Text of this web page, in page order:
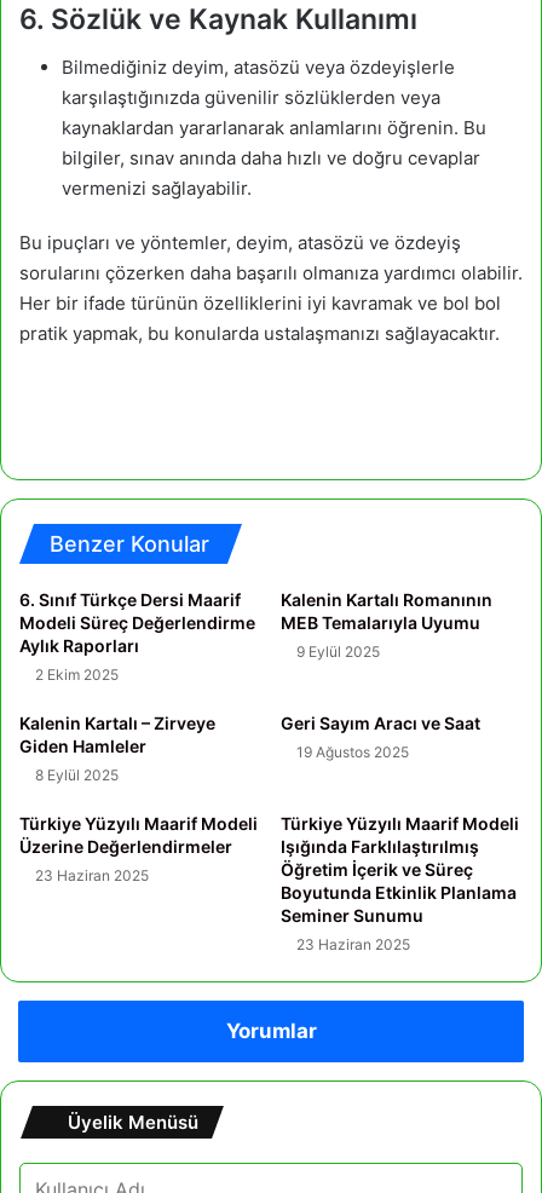
6. Sözlük ve Kaynak Kullanımı
Bilmediğiniz deyim, atasözü veya özdeyişlerle
karşılaştığınızda güvenilir sözlüklerden veya
kaynaklardan yararlanarak anlamlarını öğrenin. Bu
bilgiler, sınav anında daha hızlı ve doğru cevaplar
vermenizi sağlayabilir.
Bu ipuçları ve yöntemler, deyim, atasözü ve özdeyiş
sorularını çözerken daha başarılı olmanıza yardımcı olabilir.
Her bir ifade türünün özelliklerini iyi kavramak ve bol bol
pratik yapmak, bu konularda ustalaşmanızı sağlayacaktır.
Benzer Konular
6. Sınıf Türkçe Dersi Maarif
Modeli Süreç Değerlendirme
Aylık Raporları
2 Ekim 2025
Kalenin Kartalı Romanının
MEB Temalarıyla Uyumu
9 Eylül 2025
Kalenin Kartalı – Zirveye
Giden Hamleler
8 Eylül 2025
Geri Sayım Aracı ve Saat
19 Ağustos 2025
Türkiye Yüzyılı Maarif Modeli
Üzerine Değerlendirmeler
23 Haziran 2025
Türkiye Yüzyılı Maarif Modeli
Işığında Farklılaştırılmış
Öğretim İçerik ve Süreç
Boyutunda Etkinlik Planlama
Seminer Sunumu
23 Haziran 2025
Yorumlar
Üyelik Menüsü